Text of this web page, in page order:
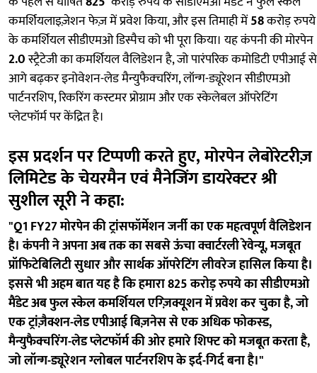
कमर्शियलाइज़ेशन फेज़ में प्रवेश किया, और इस तिमाही में58करोड़ रुपये
के कमर्शियल सीडीएमओ डिस्पैच को भी पूरा किया। यह कंपनी की मोरपेन
2.0स्ट्रैटेजी का कमर्शियल वैलिडेशन है, जो पारंपरिक कमोडिटी एपीआई से
आगे बढ़कर इनोवेशन-लेड मैन्युफैक्चरिंग, लॉन्ग-ड्यूरेशन सीडीएमओ
पार्टनरशिप, रिकरिंग कस्टमर प्रोग्राम और एक स्केलेबल ऑपरेटिंग
प्लेटफॉर्म पर केंद्रित है।
इस प्रदर्शन पर टिप्पणी करते हुए, मोरपेन लेबोरेटरीज़
लिमिटेड के चेयरमैन एवं मैनेजिंग डायरेक्टर श्री
सुशील सूरी ने कहा:
"Q1 FY27 मोरपेन की ट्रांसफॉर्मेशन जर्नी का एक महत्वपूर्ण वैलिडेशन
है। कंपनी ने अपना अब तक का सबसे ऊंचा क्वार्टरली रेवेन्यू, मजबूत
प्रॉफिटेबिलिटी सुधार और सार्थक ऑपरेटिंग लीवरेज हासिल किया है।
इससे भी अहम बात यह है कि हमारा 825 करोड़ रुपये का सीडीएमओ
मैंडेट अब फुल स्केल कमर्शियल एग्ज़िक्यूशन में प्रवेश कर चुका है, जो
एक ट्रांज़ैक्शन-लेड एपीआई बिज़नेस से एक अधिक फोकस्ड,
मैन्युफैक्चरिंग-लेड प्लेटफॉर्म की ओर हमारे शिफ्ट को मजबूत करता है,
जो लॉन्ग-ड्यूरेशन ग्लोबल पार्टनरशिप के इर्द-गिर्द बना है।"